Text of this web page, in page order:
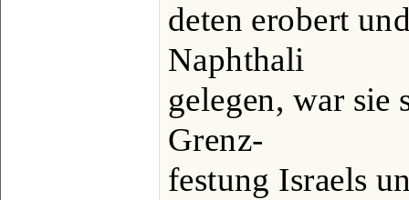
deten erobert
Naphthali
gelegen, war sie
Grenz-
festung Israels